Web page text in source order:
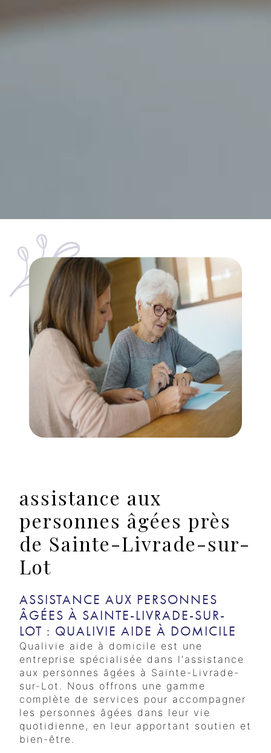
assistance aux
personnes âgées près
de Sainte-Livrade-sur-
Lot
ASSISTANCE AUX PERSONNES
ÂGÉES À SAINTE-LIVRADE-SUR-
LOT : QUALIVIE AIDE À DOMICILE
Qualivie aide à domicile est une
entreprise spécialisée dans l'assistance
aux personnes âgées à Sainte-Livrade-
sur-Lot. Nous offrons une gamme
complète de services pour accompagner
les personnes âgées dans leur vie
quotidienne, en leur apportant soutien et
bien-être.